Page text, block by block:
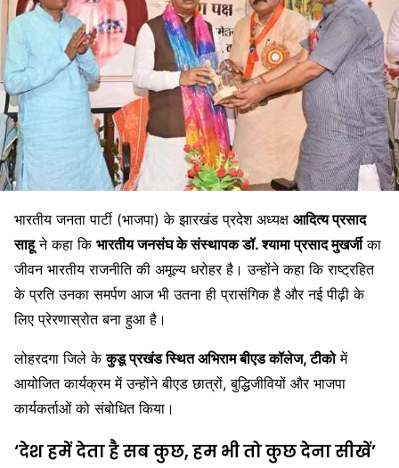
भारतीय जनता पार्टी (भाजपा) के झारखंड प्रदेश अध्यक्ष आदित्य प्रसाद
साहूने कहा कि भारतीय जनसंघ के संस्थापक डॉ. श्यामा प्रसाद मुखर्जीका
जीवन भारतीय राजनीति की अमूल्य धरोहर है। उन्होंने कहा कि राष्ट्रहित
के प्रति उनका समर्पण आज भी उतना ही प्रासंगिक है और नई पीढ़ी के
लिए प्रेरणास्रोत बना हुआ है।
लोहरदगा जिले केकुडू प्रखंड स्थित अभिराम बीएड कॉलेज, टीकोमें
आयोजित कार्यक्रम में उन्होंने बीएड छात्रों, बुद्धिजीवियों और भाजपा
कार्यकर्ताओं को संबोधित किया।
‘देश हमें देता है सब कुछ, हम भी तो कुछ देना सीखें’